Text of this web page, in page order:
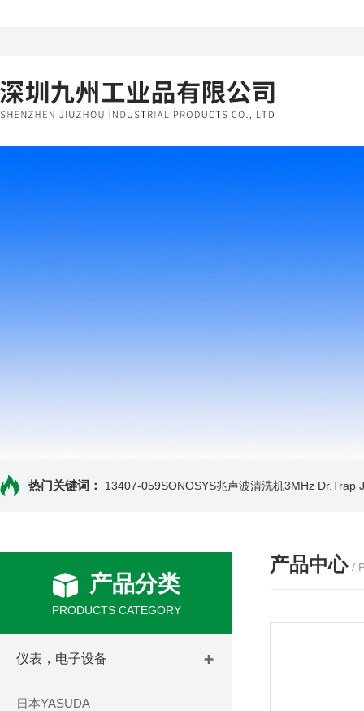
热门关键词： 13407-059SONOSYS兆声波清洗机3MHz Dr.Trap
产品分类
PRODUCTS CATEGORY
仪表，电子设备
日本YASUDA
产品中心 /